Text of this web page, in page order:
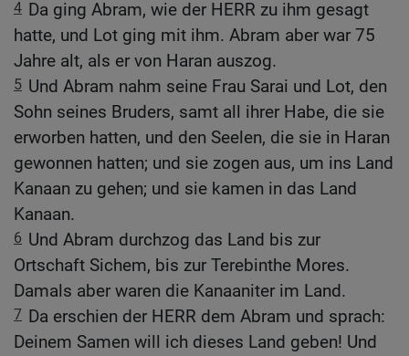
4 Da ging Abram, wie der HERR zu ihm gesagt
hatte, und Lot ging mit ihm. Abram aber war 75
Jahre alt, als er von Haran auszog.
5 Und Abram nahm seine Frau Sarai und Lot, den
Sohn seines Bruders, samt all ihrer Habe, die sie
erworben hatten, und den Seelen, die sie in Haran
gewonnen hatten; und sie zogen aus, um ins Land
Kanaan zu gehen; und sie kamen in das Land
Kanaan.
6 Und Abram durchzog das Land bis zur
Ortschaft Sichem, bis zur Terebinthe Mores.
Damals aber waren die Kanaaniter im Land.
7 Da erschien der HERR dem Abram und sprach:
Deinem Samen will ich dieses Land geben! Und